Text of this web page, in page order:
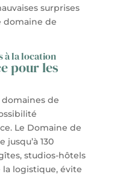
surprises
domaine de
à la location
pour les
domaines de
Le Domaine de
130
studios-hôtels
logistique, évite